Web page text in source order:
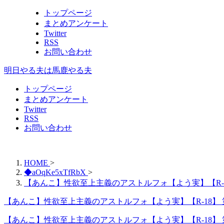
トップページ
まとめアンケート
Twitter
RSS
お問い合わせ
明日やる夫は馬鹿やる夫
トップページ
まとめアンケート
Twitter
RSS
お問い合わせ
HOME >
◆aOqKe5xTfRbX >
【あんこ】性欲至上主義のアストルフォ【よう実】【R-
【あんこ】性欲至上主義のアストルフォ【よう実】【R-18】
【あんこ】性欲至上主義のアストルフォ【よう実】【R-18】